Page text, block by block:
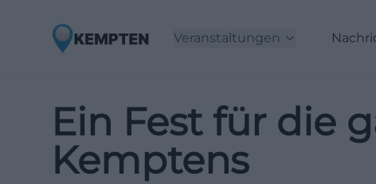
Veranstaltungen
Ein Fest für die
Kemptens